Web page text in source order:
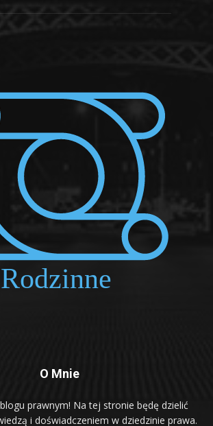
O Mnie
prawnym! Na tej stronie będę dzielić
i doświadczeniem w dziedzinie prawa.